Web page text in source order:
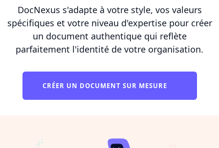
DocNexus s'adapte à votre style, vos valeurs
spécifiques et votre niveau d'expertise pour créer
un document authentique qui reflète
parfaitement l'identité de votre organisation.
CRÉER UN DOCUMENT SUR MESURE